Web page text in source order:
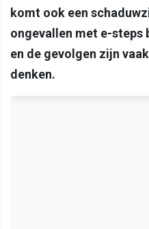
komt ook een
ongevallen met e-
en de gevolgen zijn
denken.